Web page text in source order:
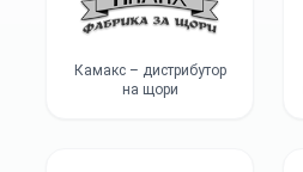
Камакс – дистрибутор
на щори